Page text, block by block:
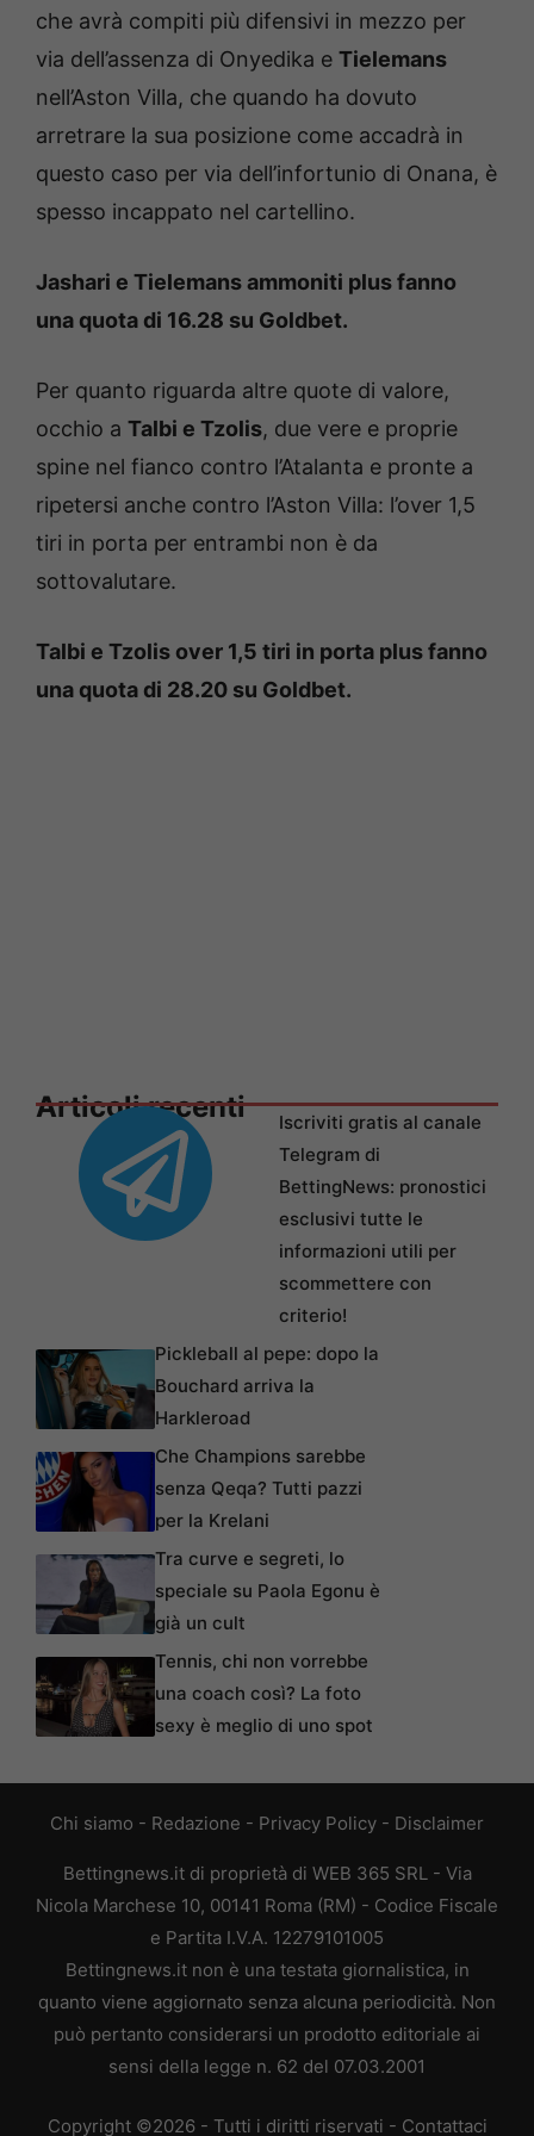
che avrà compiti più difensivi in mezzo per
via dell’assenza di Onyedika e Tielemans
nell’Aston Villa, che quando ha dovuto
arretrare la sua posizione come accadrà in
questo caso per via dell’infortunio di Onana, è
spesso incappato nel cartellino.
Jashari e Tielemans ammoniti plus fanno
una quota di 16.28 su Goldbet.
Per quanto riguarda altre quote di valore,
occhio a Talbi e Tzolis, due vere e proprie
spine nel fianco contro l’Atalanta e pronte a
ripetersi anche contro l’Aston Villa: l’over 1,5
tiri in porta per entrambi non è da
sottovalutare.
Talbi e Tzolis over 1,5 tiri in porta plus fanno
una quota di 28.20 su Goldbet.
Articoli recenti
Iscriviti gratis al canale
Telegram di
BettingNews: pronostici
esclusivi tutte le
informazioni utili per
scommettere con
criterio!
Pickleball al pepe: dopo la
Bouchard arriva la
Harkleroad
Che Champions sarebbe
senza Qeqa? Tutti pazzi
per la Krelani
Tra curve e segreti, lo
speciale su Paola Egonu è
già un cult
Tennis, chi non vorrebbe
una coach così? La foto
sexy è meglio di uno spot
Chi siamo - Redazione - Privacy Policy - Disclaimer
Bettingnews.it di proprietà di WEB 365 SRL - Via
Nicola Marchese 10, 00141 Roma (RM) - Codice Fiscale
e Partita I.V.A. 12279101005
Bettingnews.it non è una testata giornalistica, in
quanto viene aggiornato senza alcuna periodicità. Non
può pertanto considerarsi un prodotto editoriale ai
sensi della legge n. 62 del 07.03.2001
Copyright ©2026 - Tutti i diritti riservati - Contattaci